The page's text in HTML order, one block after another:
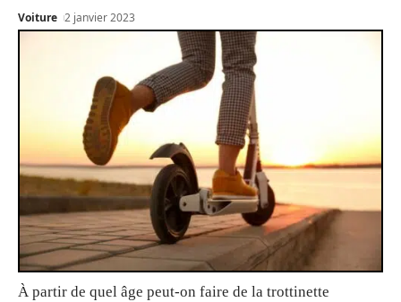
Voiture 2 janvier 2023
À partir de quel âge peut-on faire de la trottinette